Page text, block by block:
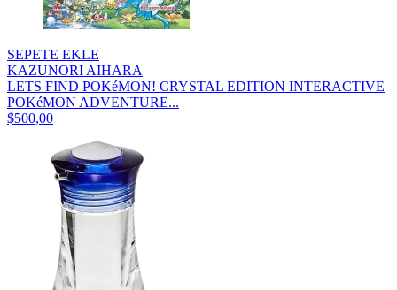
SEPETE EKLE
KAZUNORI AIHARA
LETS FIND POKéMON! CRYSTAL EDITION INTERACTIVE
POKéMON ADVENTURE...
$500,00